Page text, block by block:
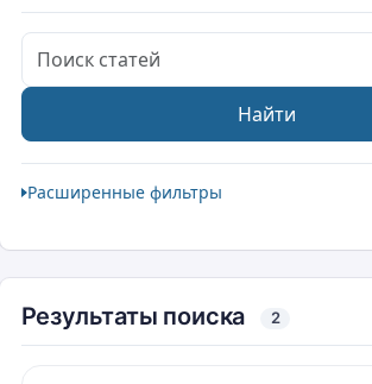
Поиск статей
Найти
Расширенные фильтры
Результаты поиска 2